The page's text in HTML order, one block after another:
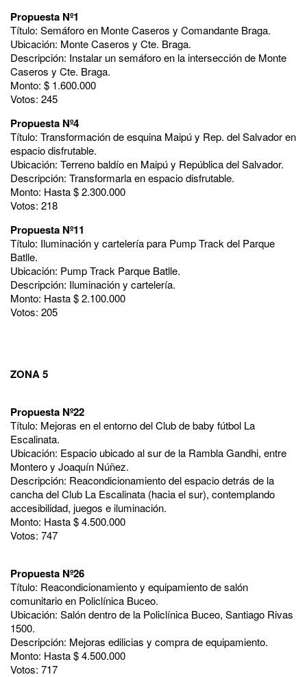
Propuesta Nº1
Título: Semáforo en Monte Caseros y Comandante Braga.
Ubicación: Monte Caseros y Cte. Braga.
Descripción: Instalar un semáforo en la intersección de Monte
Caseros y Cte. Braga.
Monto: $ 1.600.000
Votos: 245
Propuesta Nº4
Título: Transformación de esquina Maipú y Rep. del Salvador en
espacio disfrutable.
Ubicación: Terreno baldío en Maipú y República del Salvador.
Descripción: Transformarla en espacio disfrutable.
Monto: Hasta $ 2.300.000
Votos: 218
Propuesta Nº11
Título: Iluminación y cartelería para Pump Track del Parque
Batlle.
Ubicación: Pump Track Parque Batlle.
Descripción: Iluminación y cartelería.
Monto: Hasta $ 2.100.000
Votos: 205
ZONA 5
Propuesta Nº22
Título: Mejoras en el entorno del Club de baby fútbol La
Escalinata.
Ubicación: Espacio ubicado al sur de la Rambla Gandhi, entre
Montero y Joaquín Núñez.
Descripción: Reacondicionamiento del espacio detrás de la
cancha del Club La Escalinata (hacia el sur), contemplando
accesibilidad, juegos e iluminación.
Monto: Hasta $ 4.500.000
Votos: 747
Propuesta Nº26
Título: Reacondicionamiento y equipamiento de salón
comunitario en Policlínica Buceo.
Ubicación: Salón dentro de la Policlínica Buceo, Santiago Rivas
1500.
Descripción: Mejoras edilicias y compra de equipamiento.
Monto: Hasta $ 4.500.000
Votos: 717